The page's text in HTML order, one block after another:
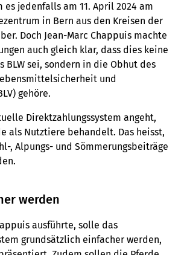
es jedenfalls am 11. April 2024 am
in Bern aus den Kreisen der
Doch Jean-Marc Chappuis machte
auch gleich klar, dass dies keine
BLW sei, sondern in die Obhut des
und
gehöre.
Direktzahlungssystem angeht,
als Nutztiere behandelt. Das heisst,
, Alpungs- und Sömmerungsbeiträge
werden
ausführte, solle das
grundsätzlich einfacher werden,